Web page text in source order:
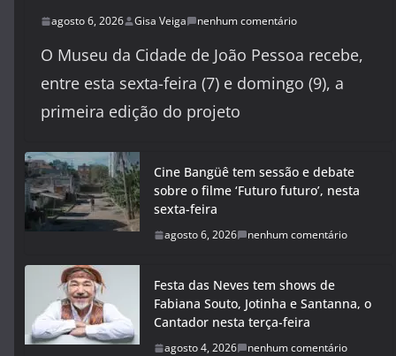
agosto 6, 2026 Gisa Veiga nenhum comentário
O Museu da Cidade de João Pessoa recebe,
entre esta sexta-feira (7) e domingo (9), a
primeira edição do projeto
Cine Bangüê tem sessão e debate
sobre o filme ‘Futuro futuro’, nesta
sexta-feira
agosto 6, 2026 nenhum comentário
Festa das Neves tem shows de
Fabiana Souto, Jotinha e Santanna, o
Cantador nesta terça-feira
agosto 4, 2026 nenhum comentário